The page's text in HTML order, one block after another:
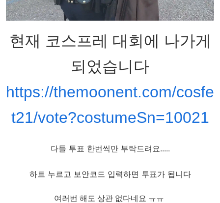
현재 코스프레 대회에 나가게
되었습니다
https://themoonent.com/cosfe
t21/vote?costumeSn=10021
다들 투표 한번씩만 부탁드려요.....
하트 누르고 보안코드 입력하면 투표가 됩니다
여러번 해도 상관 없다네요 ㅠㅠ